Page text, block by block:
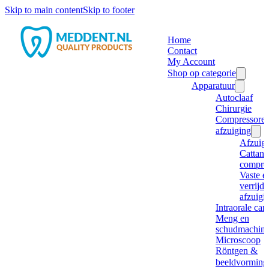
Skip to main contentSkip to footer
Home
Contact
My Account
Shop op categorie
Apparatuur
Autoclaaf
Chirurgie
afzuiging
Cattani
Vaste
Intraorale
Meng en
Microscoop
Röntgen &
beeldvorming